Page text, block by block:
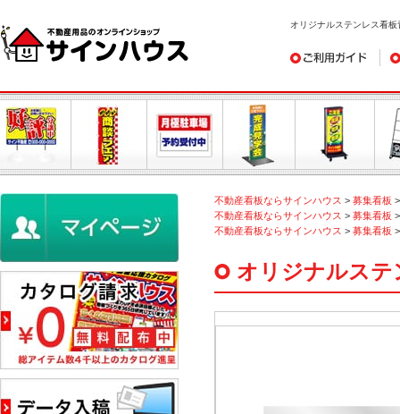
オリジナルステンレス看板
ご利用ガイド デ
不動産看板ならサインハウス > 募集看板
不動産看板ならサインハウス > 募集看板
不動産看板ならサインハウス > 募集看板
オリジナルステ